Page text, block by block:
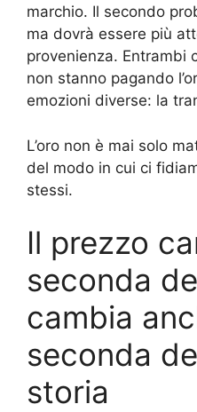
marchio. Il secondo
ma dovrà essere più
provenienza. Entrambi
non stanno pagando
emozioni diverse: la
L’oro non è mai solo
del modo in cui ci
stessi.
Il prezzo
seconda
cambia
seconda
storia